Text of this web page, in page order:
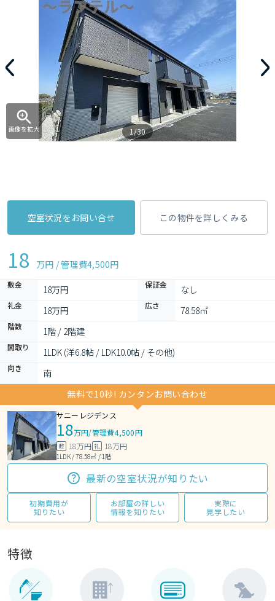
画像を拡大 1/30
空室状況をお問い合せ この物件を詳しくみる
18 万円 / 管理費4,500円
敷金 18万円 保証金 なし
礼金 18万円 広さ 78.58㎡
階数 1階 / 2階建
間取り 1LDK (洋6.8帖 / LDK10.0帖 / その他)
向き
南
無料で10秒! カンタンお問い合わせ
サニーレジデンス
18万円/管理費4,500円
敷 18万円 礼 18万円
1LDK / 78.58㎡ / 1階
最新の空室状況が知りたい
初期費用が
知りたい
お部屋の詳しい
情報を知りたい
実際に
見学したい
特徴